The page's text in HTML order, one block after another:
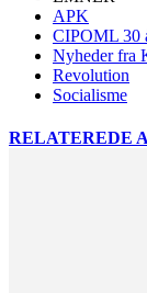
APK
CIPOML 30
Nyheder fra
Revolution
Socialisme
RELATEREDE